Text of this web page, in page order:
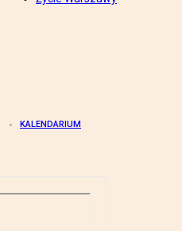
KALENDARIUM